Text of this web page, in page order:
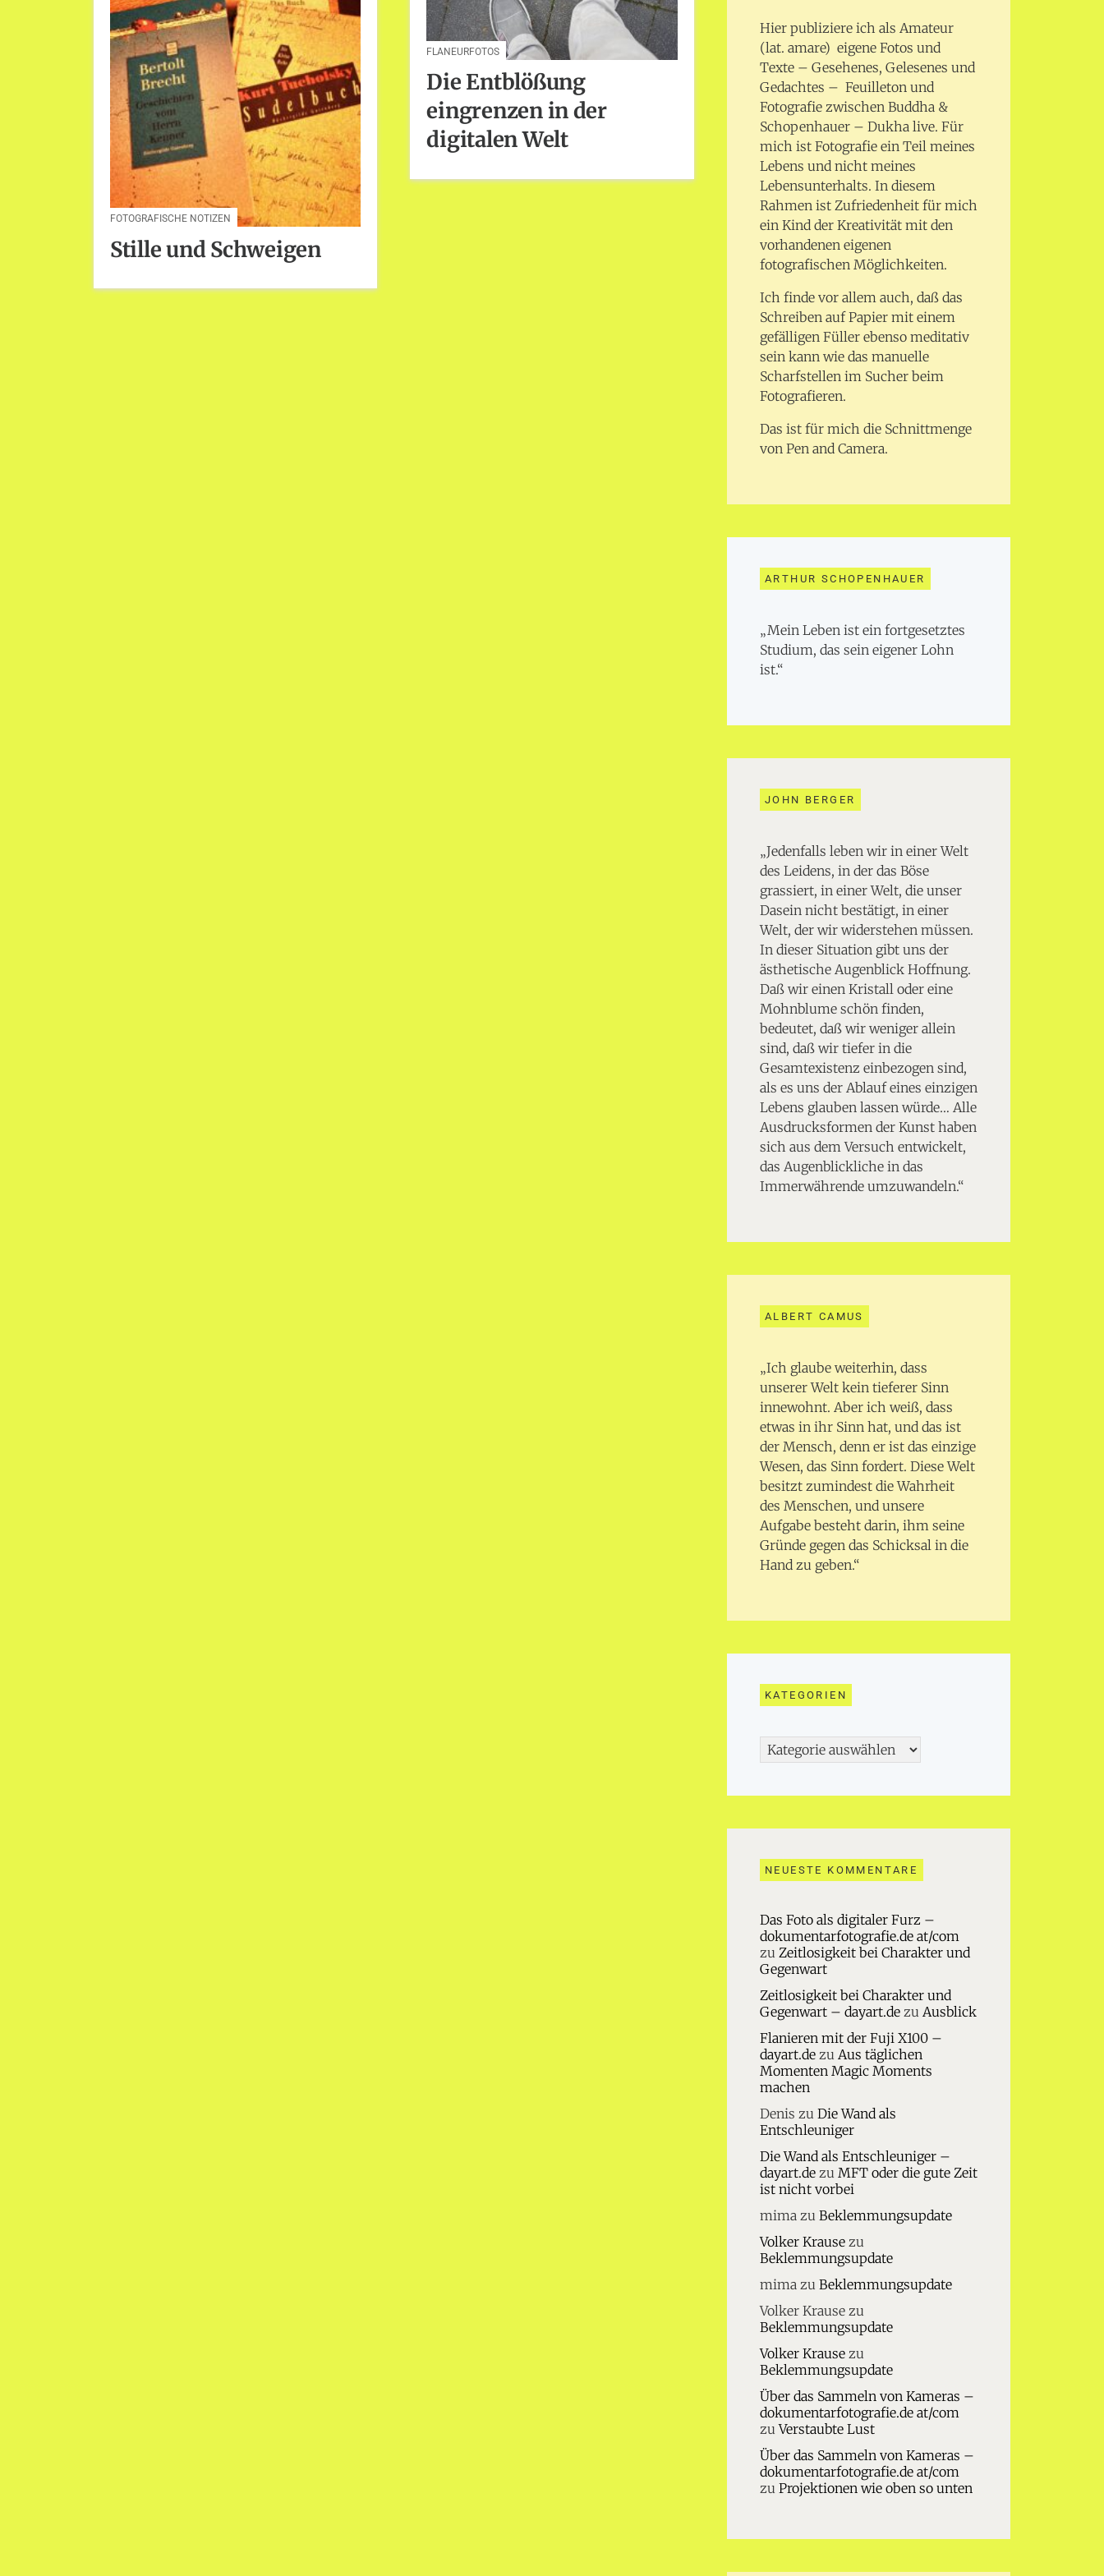
FOTOGRAFISCHE NOTIZEN
Stille und Schweigen
FLANEURFOTOS
Die Entblößung
eingrenzen in der
digitalen Welt
Hier publiziere ich als Amateur
(lat. amare) eigene Fotos und
Texte – Gesehenes, Gelesenes und
Gedachtes – Feuilleton und
Fotografie zwischen Buddha &
Schopenhauer – Dukha live. Für
mich ist Fotografie ein Teil meines
Lebens und nicht meines
Lebensunterhalts. In diesem
Rahmen ist Zufriedenheit für mich
ein Kind der Kreativität mit den
vorhandenen eigenen
fotografischen Möglichkeiten.
Ich finde vor allem auch, daß das
Schreiben auf Papier mit einem
gefälligen Füller ebenso meditativ
sein kann wie das manuelle
Scharfstellen im Sucher beim
Fotografieren.
Das ist für mich die Schnittmenge
von Pen and Camera.
ARTHUR SCHOPENHAUER
„Mein Leben ist ein fortgesetztes
Studium, das sein eigener Lohn
ist.“
JOHN BERGER
„Jedenfalls leben wir in einer Welt
des Leidens, in der das Böse
grassiert, in einer Welt, die unser
Dasein nicht bestätigt, in einer
Welt, der wir widerstehen müssen.
In dieser Situation gibt uns der
ästhetische Augenblick Hoffnung.
Daß wir einen Kristall oder eine
Mohnblume schön finden,
bedeutet, daß wir weniger allein
sind, daß wir tiefer in die
Gesamtexistenz einbezogen sind,
als es uns der Ablauf eines einzigen
Lebens glauben lassen würde… Alle
Ausdrucksformen der Kunst haben
sich aus dem Versuch entwickelt,
das Augenblickliche in das
Immerwährende umzuwandeln.“
ALBERT CAMUS
„Ich glaube weiterhin, dass
unserer Welt kein tieferer Sinn
innewohnt. Aber ich weiß, dass
etwas in ihr Sinn hat, und das ist
der Mensch, denn er ist das einzige
Wesen, das Sinn fordert. Diese Welt
besitzt zumindest die Wahrheit
des Menschen, und unsere
Aufgabe besteht darin, ihm seine
Gründe gegen das Schicksal in die
Hand zu geben.“
KATEGORIEN
Kategorien
NEUESTE KOMMENTARE
Das Foto als digitaler Furz –
dokumentarfotografie.de at/com
zu Zeitlosigkeit bei Charakter und
Gegenwart
Zeitlosigkeit bei Charakter und
Gegenwart – dayart.dezu Ausblick
Flanieren mit der Fuji X100 –
dayart.dezu Aus täglichen
Momenten Magic Moments
machen
Denis zu Die Wand als
Entschleuniger
Die Wand als Entschleuniger –
dayart.dezu MFT oder die gute Zeit
ist nicht vorbei
mimazu Beklemmungsupdate
Volker Krausezu
Beklemmungsupdate
mimazu Beklemmungsupdate
Volker Krausezu
Beklemmungsupdate
Volker Krausezu
Beklemmungsupdate
Über das Sammeln von Kameras –
dokumentarfotografie.de at/com
zuVerstaubte Lust
Über das Sammeln von Kameras –
dokumentarfotografie.de at/com
zu Projektionen wie oben so unten